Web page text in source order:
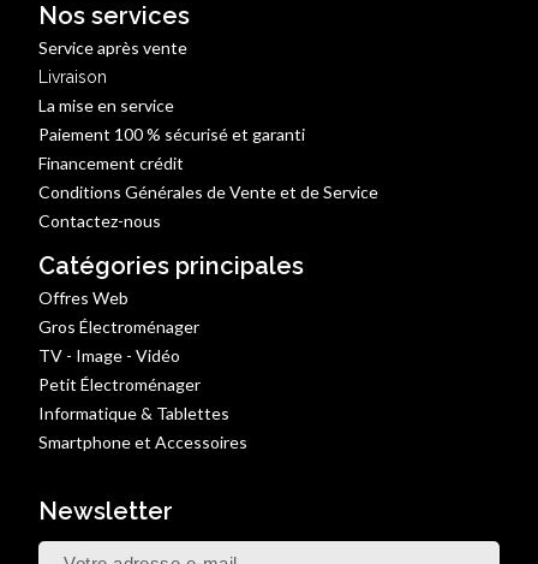
Nos services
Service après vente
Livraison
La mise en service
Paiement 100 % sécurisé et garanti
Financement crédit
Conditions Générales de Vente et de Service
Contactez-nous
Catégories principales
Offres Web
Gros Électroménager
TV - Image - Vidéo
Petit Électroménager
Informatique & Tablettes
Smartphone et Accessoires
Newsletter